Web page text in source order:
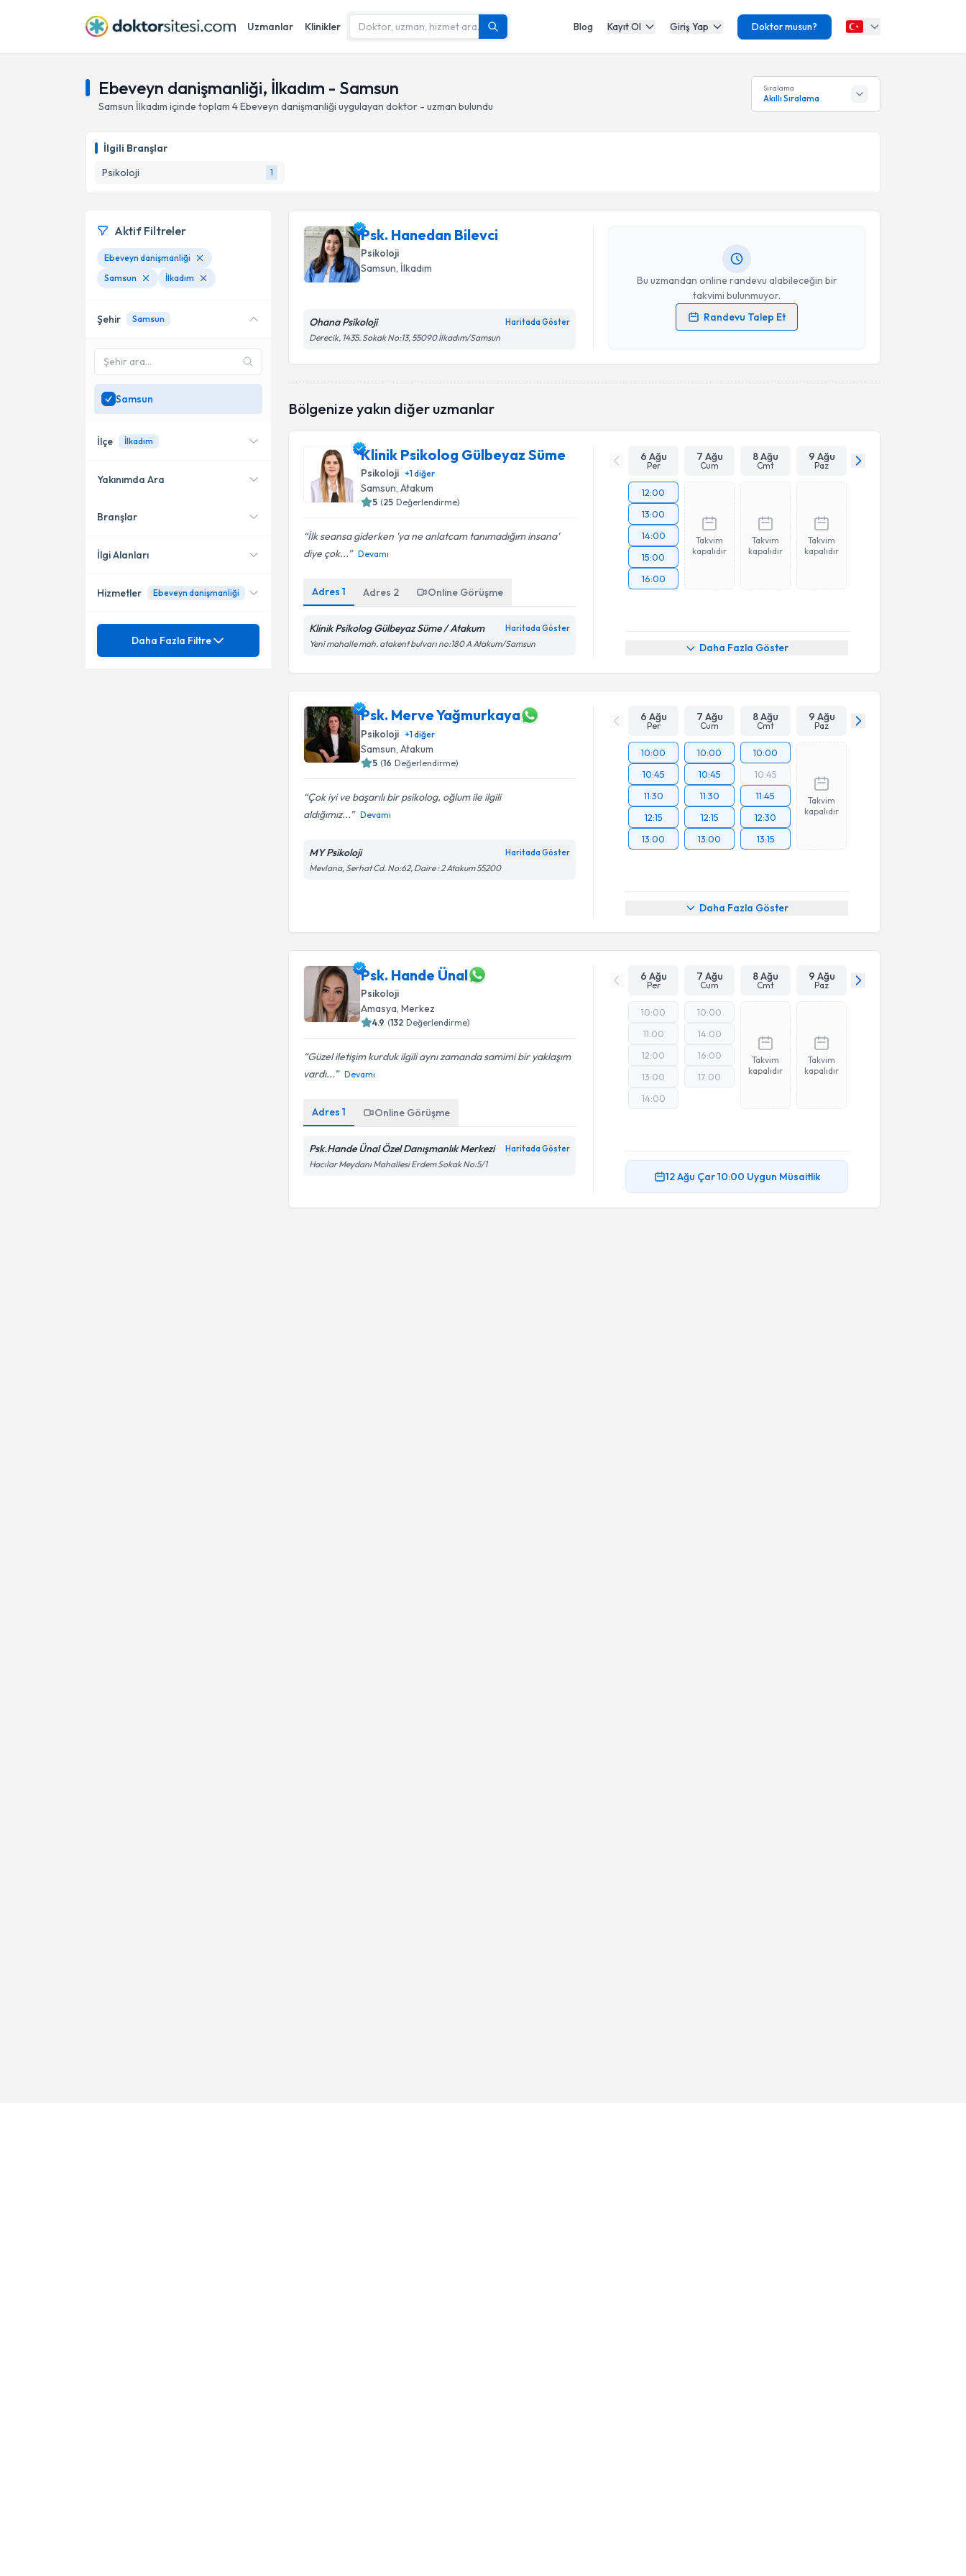
Uzmanlar Klinikler Blog Kayıt Ol Giriş Yap Doktor musun?
Ebeveyn danişmanliği, İlkadım - Samsun
Samsun İlkadım içinde toplam 4Ebeveyn danişmanliği uygulayan doktor - uzman bulundu
Sıralama
Akıllı Sıralama
İlgili Branşlar
Psikoloji
1
Psk. Hanedan Bilevci
Psikoloji
Samsun, İlkadım
Ohana Psikoloji Haritada Göster
Derecik, 1435. Sokak No:13, 55090 İlkadım/Samsun
Bu uzmandan online randevu alabileceğin bir
takvimi bulunmuyor.
Randevu Talep Et
Kişisel verilerimin işlenmesine ilişkinAydınlatma Metni
işlenmesini kabul ediyorum.
Bölgenize yakın diğer uzmanlar
Klinik Psikolog Gülbeyaz Süme
Psikoloji +1diğer
Samsun, Atakum
5 (25 Değerlendirme)
İlk seansa giderken 'ya ne anlatcam tanımadığım insana'
diye çok...
Devamı
Adres1 Adres 2 Online Görüşme
Klinik Psikolog Gülbeyaz Süme / Atakum Haritada Göster
Yeni mahalle mah. atakent bulvarı no:180 A Atakum/Samsun
6 Ağu
Per
7 Ağu
Cum
8 Ağu
Cmt
9 Ağu
Paz
12:00
13:00
14:00
15:00
16:00
Takvim
kapalıdır
Takvim
kapalıdır
Takvim
kapalıdır
Daha Fazla Göster
Psk. Merve Yağmurkaya
Psikoloji +1diğer
Samsun , Atakum
5 (16 Değerlendirme)
Çok iyi ve başarılı bir psikolog, oğlum ile ilgili
aldığımız...
Devamı
MY Psikoloji Haritada Göster
Mevlana, Serhat Cd. No:62, Daire : 2 Atakum 55200
6 Ağu
Per
7 Ağu
Cum
8 Ağu
Cmt
9 Ağu
Paz
10:00
10:45
11:30
12:15
13:00
10:00
10:45
11:30
12:15
13:00
10:00
10:45
11:45
12:30
13:15
Takvim
kapalıdır
Daha Fazla Göster
Psk. Hande Ünal
Psikoloji
Amasya, Merkez
4.9 (132 Değerlendirme)
Güzel iletişim kurduk ilgili aynı zamanda samimi bir yaklaşım
vardı...
Devamı
Adres1 Online Görüşme
Psk.Hande Ünal Özel Danışmanlık Merkezi Haritada Göster
Hacılar Meydanı Mahallesi Erdem Sokak No:5/1
6 Ağu
Per
7 Ağu
Cum
8 Ağu
Cmt
9 Ağu
Paz
10:00
11:00
12:00
13:00
14:00
10:00
14:00
16:00
17:00
Takvim
kapalıdır
Takvim
kapalıdır
12 Ağu Çar10:00 Uygun Müsaitlik
Aktif Filtreler
Ebeveyn danişmanliği
Samsun
İlkadım
Şehir Samsun
Samsun
İlçe İlkadım
Atakum
Havza
Yakınımda Ara
Konumuma yakın uzmanları
Branşlar
Psikoloji
İlgi Alanları
Çocuk Danışmanlığı
Hizmetler Ebeveyn danişmanliği
Ünvan
Daha Fazla Filtre